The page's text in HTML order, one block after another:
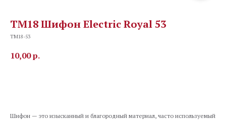
TM18 Шифон Electric Royal 53
TM18-53
10,00р.
Шифон — это изысканный и благородный материал, часто используемый